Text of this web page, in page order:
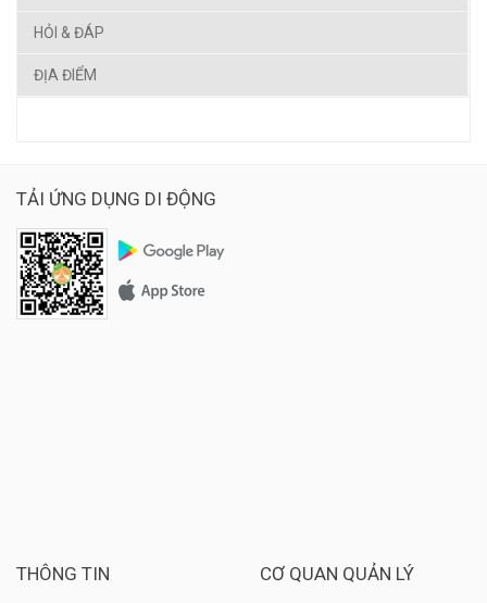
HỎI & ĐÁP
ĐỊA ĐIỂM
TẢI ỨNG DỤNG DI ĐỘNG
THÔNG TIN CƠ QUAN QUẢN LÝ